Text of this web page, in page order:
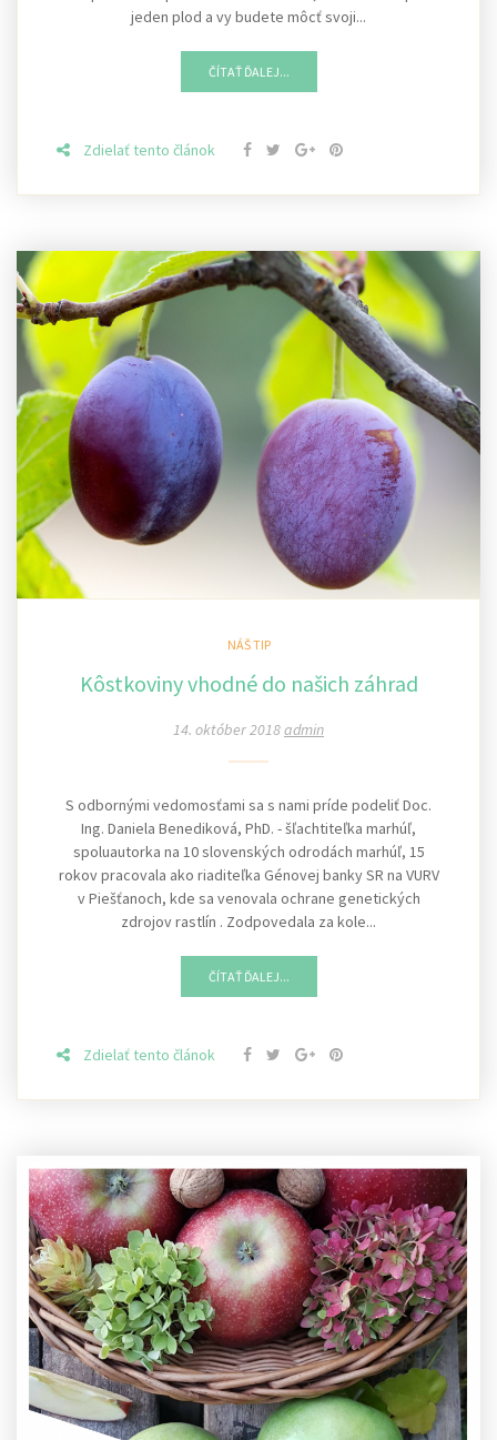
jeden plod a vy budete môcť svoji...
ČÍTAŤ ĎALEJ...
Zdielať tento článok
NÁŠ TIP
Kôstkoviny vhodné do našich záhrad
14. október 2018admin
S odbornými vedomosťami sa s nami príde podeliť Doc.
Ing. Daniela Benediková, PhD. - šľachtiteľka marhúľ,
spoluautorka na 10 slovenských odrodách marhúľ, 15
rokov pracovala ako riaditeľka Génovej banky SR na VURV
v Piešťanoch, kde sa venovala ochrane genetických
zdrojov rastlín . Zodpovedala za kole...
ČÍTAŤ ĎALEJ...
Zdielať tento článok